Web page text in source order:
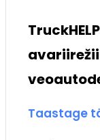
Taastage